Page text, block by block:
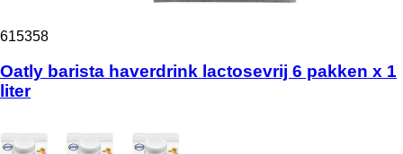
615358
Oatly barista haverdrink lactosevrij 6 pakken x 1
liter